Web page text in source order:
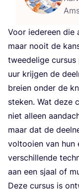
Voor ieder­een die
maar nooit de
twee­de­li­ge
uur krij­gen de
brei­en onder de
ste­ken. Wat deze
niet alleen
maar dat de
vol­tooi­en van hun
ver­schil­len­de
aan een sjaal of
Deze cur­sus is